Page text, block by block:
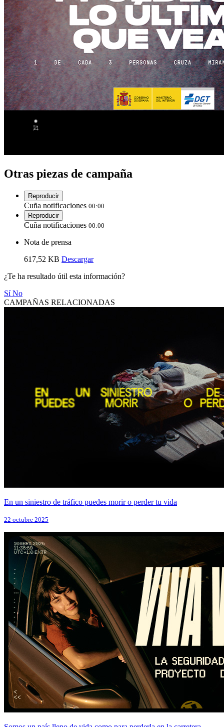
Otras piezas de campaña
Reproducir
Cuña notificaciones 00:00
Reproducir
Cuña notificaciones 00:00
Nota de prensa
617,52 KB Descargar
¿Te ha resultado útil esta información?
SíNo
CAMPAÑAS RELACIONADAS
En un siniestro de tráfico puedes morir o perder tu vida
22 octubre 2025